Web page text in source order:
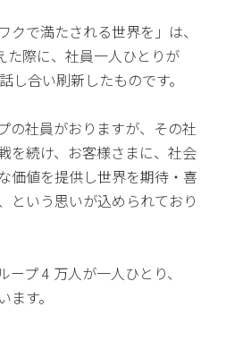
で満たされる世界を」は、
た際に、社員一人ひとりが
し合い刷新したものです。
の社員がおりますが、その社
を続け、お客様さまに、社会
価値を提供し世界を期待・喜
という思いが込められており
プ 4 万人が一人ひとり、
す。